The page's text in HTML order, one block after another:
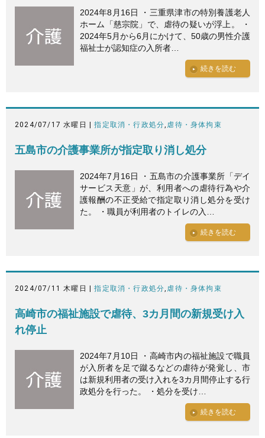
2024年8月16日 ・三重県津市の特別養護老人
ホーム「慈宗院」で、虐待の疑いが浮上。 ・
2024年5月から6月にかけて、50歳の男性介護
福祉士が認知症の入所者…
続きを読む
2024/07/17 水曜日 |指定取消・行政処分, 虐待・身体拘束
五島市の介護事業所が指定取り消し処分
2024年7月16日 ・五島市の介護事業所「デイ
サービス天意」が、利用者への虐待行為や介
護報酬の不正受給で指定取り消し処分を受け
た。 ・職員が利用者のトイレの入…
続きを読む
2024/07/11 木曜日 |指定取消・行政処分 虐待・身体拘束
高崎市の福祉施設で虐待、3カ月間の新規受け入
れ停止
2024年7月10日 ・高崎市内の福祉施設で職員
が入所者を足で蹴るなどの虐待が発覚し、市
は新規利用者の受け入れを3カ月間停止する行
政処分を行った。 ・処分を受け…
続きを読む